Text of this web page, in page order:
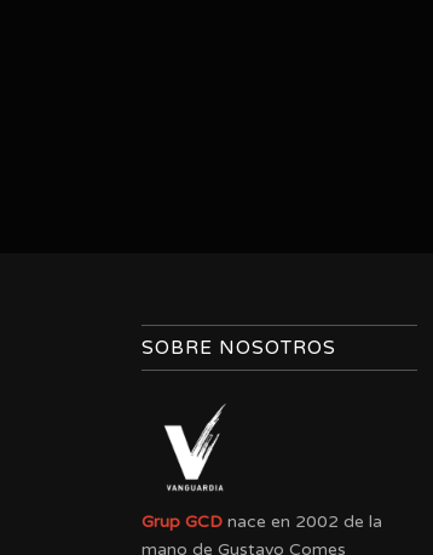
SOBRE NOSOTROS
Grup GCD nace en 2002 de la
mano de Gustavo Comes